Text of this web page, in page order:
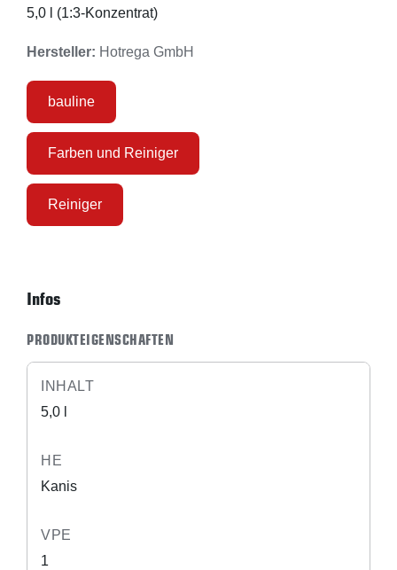
5,0 l (1:3-Konzentrat)
Hersteller: Hotrega GmbH
bauline
Farben und Reiniger
Reiniger
Infos
PRODUKTEIGENSCHAFTEN
INHALT
5,0 l
HE
Kanis
VPE
1